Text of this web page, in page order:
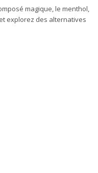
magique, le menthol,
explorez des alternatives